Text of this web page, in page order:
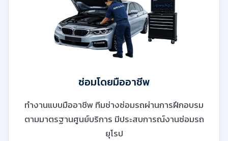
ซ่อมโดยมืออาชีพ
ทำงานแบบมืออาชีพ ทีมช่างซ่อมรถผ่านการฝึกอบรม
ตามมาตรฐานศูนย์บริการ มีประสบการณ์งานซ่อมรถ
ยุโรป